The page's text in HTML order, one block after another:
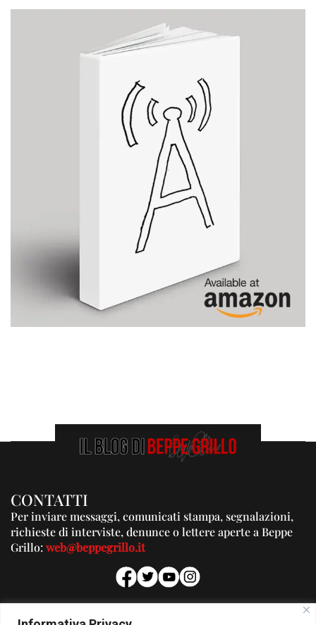
CONTATTI
Per inviare messaggi, comunicati stampa, segnalazioni,
richieste di interviste, denunce o lettere aperte a Beppe
Grillo:web@beppegrillo.it
PUBBLICITA'